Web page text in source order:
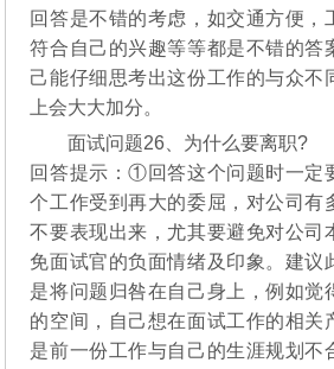
回答是不错的考虑，如交通方便，
符合自己的兴趣等等都是不错的答
己能仔细思考出这份工作的与众不
上会大大加分。
面试问题26、为什么要离职?
回答提示：①回答这个问题时一定
个工作受到再大的委屈，对公司有
不要表现出来，尤其要避免对公司
免面试官的负面情绪及印象。建议
是将问题归咎在自己身上，例如觉
的空间，自己想在面试工作的相关
是前一份工作与自己的生涯规划不